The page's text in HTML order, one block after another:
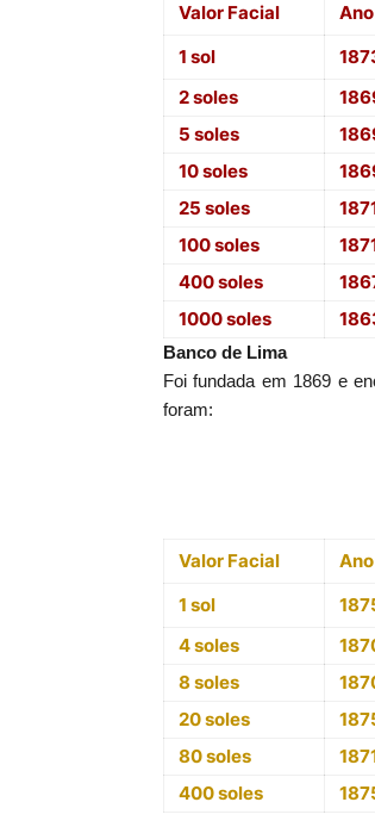
Valor Facial
1 sol
2 soles
5 soles
10 soles
25 soles
100 soles
400 soles
1000 soles
Banco de Lima
Foi fundada em 1869 e
foram:
Valor Facial
1 sol
4 soles
8 soles
20 soles
80 soles
400 soles